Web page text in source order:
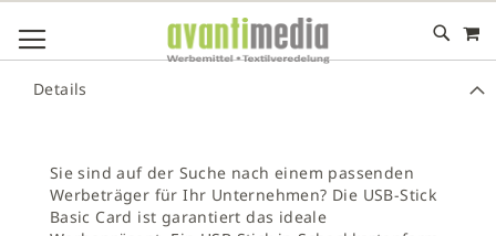
DIREKT
ZUM
# DRÜCKEN SIE DIE EINGABETASTE, UM DIE SUCHE ZU
Details
Sie sind auf der Suche nach einem passenden
Werbeträger für Ihr Unternehmen? Die USB-Stick
Basic Card ist garantiert das ideale